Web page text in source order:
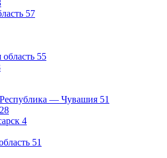
57
55
— Чувашия 51
28
4
51